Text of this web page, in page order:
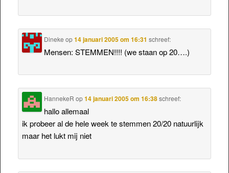
Dineke op14 januari 2005 om 16:31 schreef:
Mensen: STEMMEN!!!! (we staan op 20….)
HannekeR op14 januari 2005 om 16:38 schreef:
hallo allemaal
ik probeer al de hele week te stemmen 20/20 natuurlijk
maar het lukt mij niet